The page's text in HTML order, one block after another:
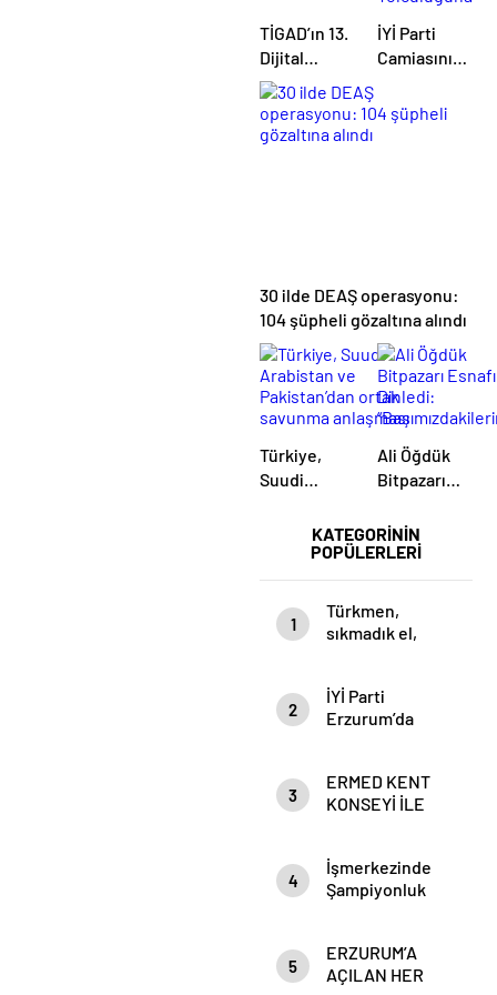
KATEGORİNİN
POPÜLERLERİ
1
Türkmen,
sıkmadık el,
2
İYİ Parti
Erzurum’da
3
ERMED KENT
KONSEYİ İLE
YATIRIYOR
4
İşmerkezinde
Şampiyonluk
5
ERZURUM’A
AÇILAN HER
TİGAD’ın 13.
Dijital
Medya
Çalıştayı
Iğdır’da
İYİ Parti
Camiasını
Kayıp:
Gökhan
30 ilde DEAŞ operasyonu:
104 şüpheli gözaltına alındı
Türkiye,
Suudi
Pakistan’dan
ortak
savunma
anlaşması
Ali Öğdük
Bitpazarı
Dinledi:
Eli Her Daim
Cebimizde”